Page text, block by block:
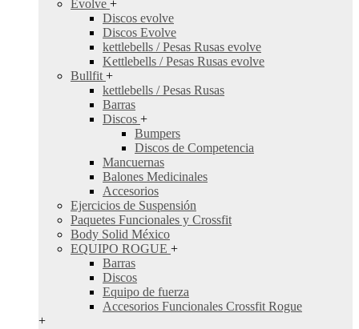
Evolve +
Discos evolve
Discos Evolve
kettlebells / Pesas Rusas evolve
Kettlebells / Pesas Rusas evolve
Bullfit +
kettlebells / Pesas Rusas
Barras
Discos +
Bumpers
Discos de Competencia
Mancuernas
Balones Medicinales
Accesorios
Ejercicios de Suspensión
Paquetes Funcionales y Crossfit
Body Solid México
EQUIPO ROGUE +
Barras
Discos
Equipo de fuerza
Accesorios Funcionales Crossfit Rogue
+